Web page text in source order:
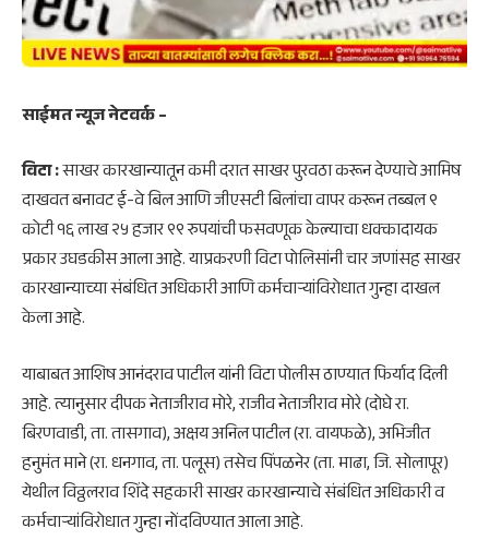
साईमत न्यूज नेटवर्क –
विटा :साखर कारखान्यातून कमी दरात साखर पुरवठा करून देण्याचे आमिष
दाखवत बनावट ई-वे बिल आणि जीएसटी बिलांचा वापर करून तब्बल ९
कोटी १६ लाख २५ हजार ९९ रुपयांची फसवणूक केल्याचा धक्कादायक
प्रकार उघडकीस आला आहे. याप्रकरणी विटा पोलिसांनी चार जणांसह साखर
कारखान्याच्या संबंधित अधिकारी आणि कर्मचाऱ्यांविरोधात गुन्हा दाखल
केला आहे.
याबाबत आशिष आनंदराव पाटील यांनी विटा पोलीस ठाण्यात फिर्याद दिली
आहे. त्यानुसार दीपक नेताजीराव मोरे, राजीव नेताजीराव मोरे (दोघे रा.
बिरणवाडी, ता. तासगाव), अक्षय अनिल पाटील (रा. वायफळे), अभिजीत
हनुमंत माने (रा. धनगाव, ता. पलूस) तसेच पिंपळनेर (ता. माढा, जि. सोलापूर)
येथील विठ्ठलराव शिंदे सहकारी साखर कारखान्याचे संबंधित अधिकारी व
कर्मचाऱ्यांविरोधात गुन्हा नोंदविण्यात आला आहे.